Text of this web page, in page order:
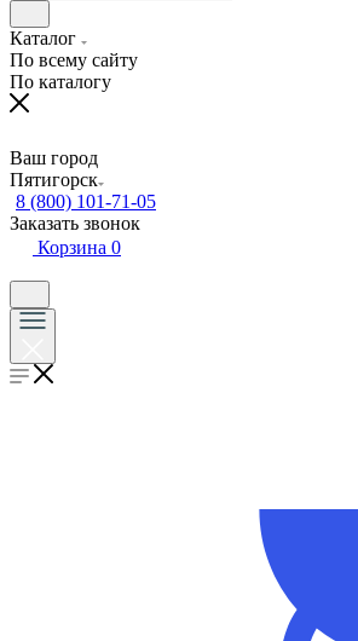
Каталог
По всему сайту
По каталогу
Ваш город
Пятигорск
8 (800) 101-71-05
Заказать звонок
Корзина 0